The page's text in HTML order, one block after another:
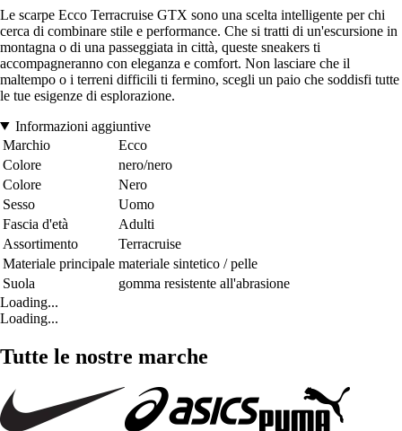
Le scarpe Ecco Terracruise GTX sono una scelta intelligente per chi
cerca di combinare stile e performance. Che si tratti di un'escursione in
montagna o di una passeggiata in città, queste sneakers ti
accompagneranno con eleganza e comfort. Non lasciare che il
maltempo o i terreni difficili ti fermino, scegli un paio che soddisfi tutte
le tue esigenze di esplorazione.
Informazioni aggiuntive
Marchio
Ecco
Colore
nero/nero
Colore
Nero
Sesso
Uomo
Fascia d'età
Adulti
Assortimento
Terracruise
Materiale principale materiale sintetico / pelle
Suola
gomma resistente all'abrasione
Loading...
Loading...
Tutte le nostre marche